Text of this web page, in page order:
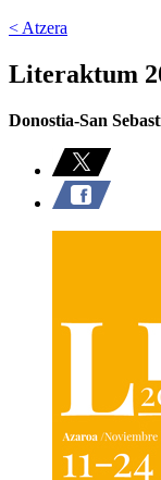
< Atzera
Literaktum
Donostia-San